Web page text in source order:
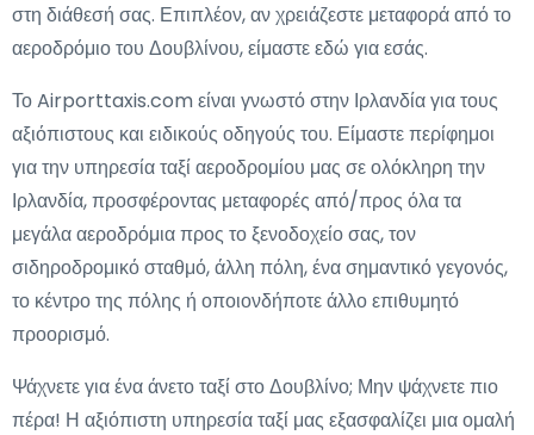
στη διάθεσή σας. Επιπλέον, αν χρειάζεστε μεταφορά από το
αεροδρόμιο του Δουβλίνου, είμαστε εδώ για εσάς.
Το Airporttaxis.com είναι γνωστό στην Ιρλανδία για τους
αξιόπιστους και ειδικούς οδηγούς του. Είμαστε περίφημοι
για την υπηρεσία ταξί αεροδρομίου μας σε ολόκληρη την
Ιρλανδία, προσφέροντας μεταφορές από/προς όλα τα
μεγάλα αεροδρόμια προς το ξενοδοχείο σας, τον
σιδηροδρομικό σταθμό, άλλη πόλη, ένα σημαντικό γεγονός,
το κέντρο της πόλης ή οποιονδήποτε άλλο επιθυμητό
προορισμό.
Ψάχνετε για ένα άνετο ταξί στο Δουβλίνο; Μην ψάχνετε πιο
πέρα! Η αξιόπιστη υπηρεσία ταξί μας εξασφαλίζει μια ομαλή